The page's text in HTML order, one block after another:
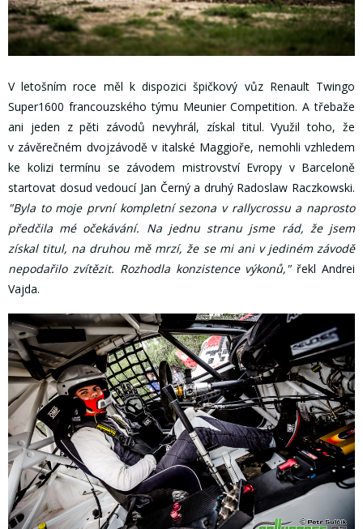
V letošním roce měl k dispozici špičkový vůz Renault Twingo
Super1600 francouzského týmu Meunier Competition. A třebaže
ani jeden z pěti závodů nevyhrál, získal titul. Využil toho, že
v závěrečném dvojzávodě v italské Maggioře, nemohli vzhledem
ke kolizi termínu se závodem mistrovství Evropy v Barceloně
startovat dosud vedoucí Jan Černý a druhý Radoslaw Raczkowski.
"Byla to moje první kompletní sezona v rallycrossu a naprosto
předčila mé očekávání. Na jednu stranu jsme rád, že jsem
získal titul, na druhou mě mrzí, že se mi ani v jediném závodě
nepodařilo zvítězit. Rozhodla konzistence výkonů," řekl Andrei
Vajda.